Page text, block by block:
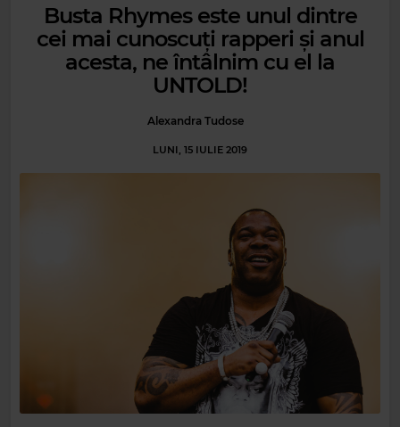
Busta Rhymes este unul dintre
cei mai cunoscuți rapperi și anul
acesta, ne întâlnim cu el la
UNTOLD!
Alexandra Tudose
LUNI, 15 IULIE 2019